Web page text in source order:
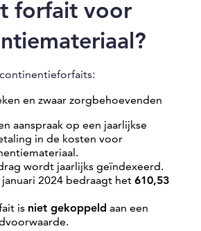
forfait voor
en zwaar zorgbehoevenden
aanspraak op een jaarlijkse
in de kosten voor
wordt jaarlijks geïndexeerd.
januari 2024 bedraagt het 610,53
is niet gekoppeld aan een